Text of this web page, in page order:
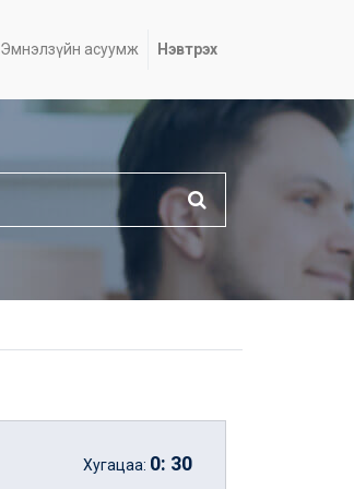
Эмнэлзүйн асуумж Нэвтрэх
Хугацаа: 0: 30